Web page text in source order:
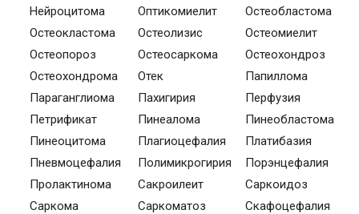
Нейроцитома
Оптикомиелит
Остеобластома
Остеокластома
Остеолизис
Остеомиелит
Остеопороз
Остеосаркома
Остеохондроз
Остеохондрома
Отек
Папиллома
Параганглиома
Пахигирия
Перфузия
Петрификат
Пинеалома
Пинеобластома
Пинеоцитома
Плагиоцефалия
Платибазия
Пневмоцефалия
Полимикрогирия
Порэнцефалия
Пролактинома
Сакроилеит
Саркоидоз
Саркома
Саркоматоз
Скафоцефалия